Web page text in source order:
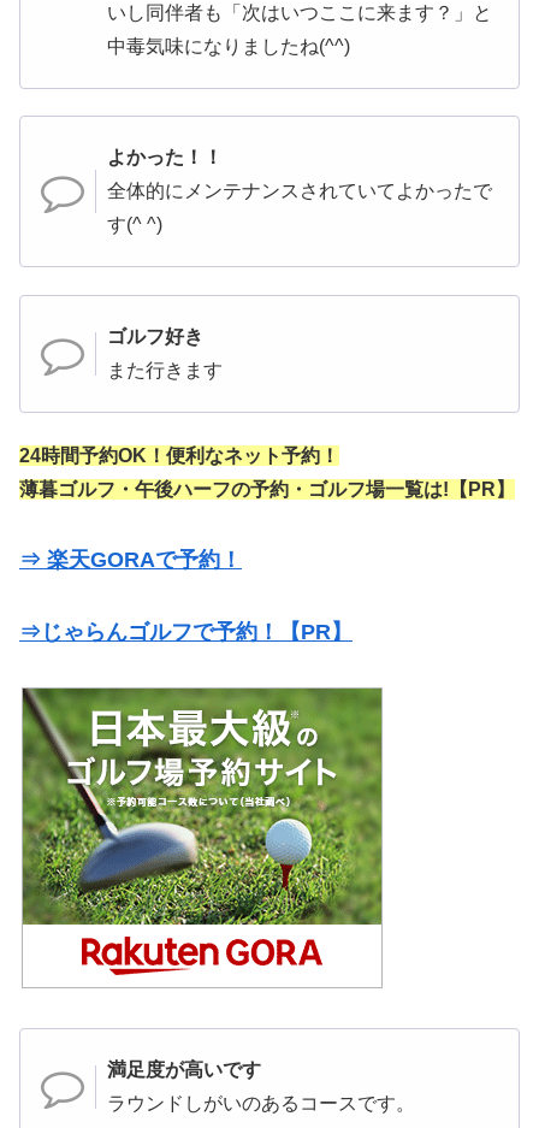
いし同伴者も「次はいつここに来ます？」と
中毒気味になりましたね(^^)
よかった！！
全体的にメンテナンスされていてよかったで
す(^ ^)
ゴルフ好き
また行きます
24時間予約OK！便利なネット予約！
薄暮ゴルフ・午後ハーフの予約・ゴルフ場一覧は!【PR】
⇒ 楽天GORAで予約！
⇒じゃらんゴルフで予約！【PR】
満足度が高いです
ラウンドしがいのあるコースです。